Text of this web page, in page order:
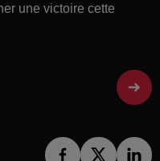
une victoire cette